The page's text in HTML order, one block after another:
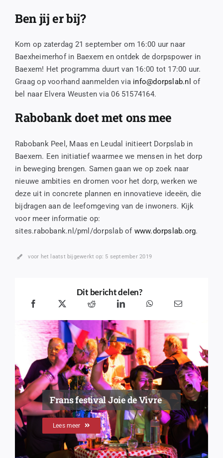
Ben jij er bij?
Kom op zaterdag 21 september om 16:00 uur naar
Baexheimerhof in Baexem en ontdek de dorpspower in
Baexem! Het programma duurt van 16:00 tot 17:00 uur.
Graag op voorhand aanmelden via info@dorpslab.nl of
bel naar Elvera Weusten via 06 51574164.
Rabobank doet met ons mee
Rabobank Peel, Maas en Leudal initieert Dorpslab in
Baexem. Een initiatief waarmee we mensen in het dorp
in beweging brengen. Samen gaan we op zoek naar
nieuwe ambities en dromen voor het dorp, werken we
deze uit in concrete plannen en innovatieve ideeën, die
bijdragen aan de leefomgeving van de inwoners. Kijk
voor meer informatie op:
sites.rabobank.nl/pml/dorpslab of www.dorpslab.org.
voor het laatst bijgewerkt op: 5 september 2019
Dit bericht delen?
Frans festival Joie de Vivre
Lees meer